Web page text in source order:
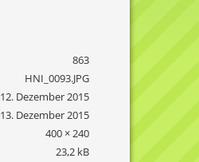
863
HNI_0093.JPG
12. Dezember 2015
13. Dezember 2015
400 × 240
23,2 kB